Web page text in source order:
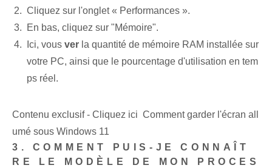
Cliquez sur l'onglet « Performances ».
En bas, cliquez sur "Mémoire".
Ici, vous ver la quantité de ⁢mémoire RAM installée sur
votre PC, ainsi que le⁢ pourcentage​ d'utilisation ⁢en tem
ps réel.
Contenu exclusif - Cliquez ici Comment garder l'écran all
umé sous Windows 11
3. COMMENT PUIS-JE CONNAÎT
RE LE MODÈLE DE MON PROCES